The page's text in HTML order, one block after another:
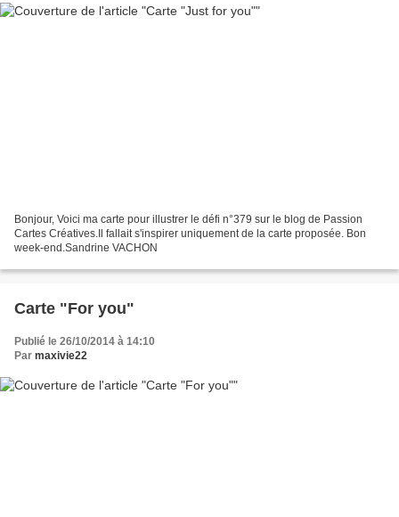
Bonjour, Voici ma carte pour illustrer le défi n°379 sur le blog de Passion
Cartes Créatives.Il fallait s'inspirer uniquement de la carte proposée. Bon
week-end.Sandrine VACHON
Carte "For you"
Publié le 26/10/2014 à 14:10
Par maxivie22